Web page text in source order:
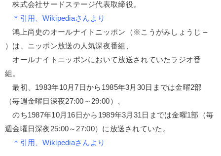
株式会社サードステージ代表取締役。
＊引用、Wikipediaさんより
鴻上尚史のオールナイトニッポン（※こうがみしょうじ –
）は、ニッポン放送の人気深夜番組、
オールナイトニッポンにおいて放送されていたラジオ番
組。
最初、1983年10月7日から1985年3月30日までは金曜2部
（毎週金曜日深夜27:00～29:00）、
のち1987年10月16日から1989年3月31日までは金曜1部（毎
週金曜日深夜25:00～27:00）に放送されていた。
＊引用、Wikipediaさんより